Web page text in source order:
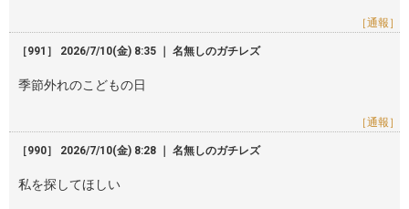
［通報］
［991］ 2026/7/10(金) 8:35 ｜ 名無しのガチレズ
季節外れのこどもの日
［通報］
［990］ 2026/7/10(金) 8:28 ｜ 名無しのガチレズ
私を探してほしい